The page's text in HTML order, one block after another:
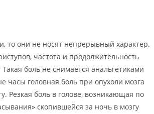
то они не носят непрерывный характер.
частота и продолжительность
боль не снимается анальгетиками
часы головная боль при опухоли мозга
Резкая боль в голове, возникающая по
скопившейся за ночь в мозгу